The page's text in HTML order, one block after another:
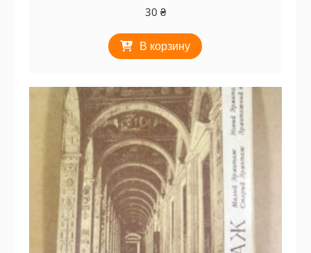
30 ₴
В корзину